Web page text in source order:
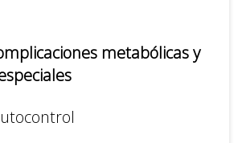
metabólicas y